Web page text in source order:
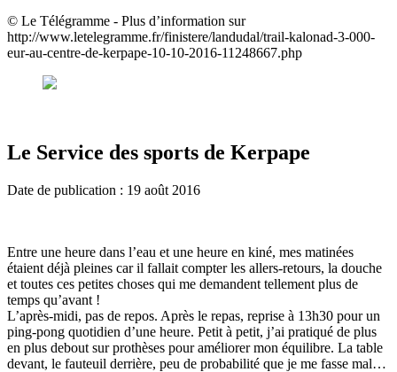
© Le Télégramme - Plus d’information sur
http://www.letelegramme.fr/finistere/landudal/trail-kalonad-3-000-
eur-au-centre-de-kerpape-10-10-2016-11248667.php
Le Service des sports de Kerpape
Date de publication : 19 août 2016
Entre une heure dans l’eau et une heure en kiné, mes matinées
étaient déjà pleines car il fallait compter les allers-retours, la douche
et toutes ces petites choses qui me demandent tellement plus de
temps qu’avant !
L’après-midi, pas de repos. Après le repas, reprise à 13h30 pour un
ping-pong quotidien d’une heure. Petit à petit, j’ai pratiqué de plus
en plus debout sur prothèses pour améliorer mon équilibre. La table
devant, le fauteuil derrière, peu de probabilité que je me fasse mal…